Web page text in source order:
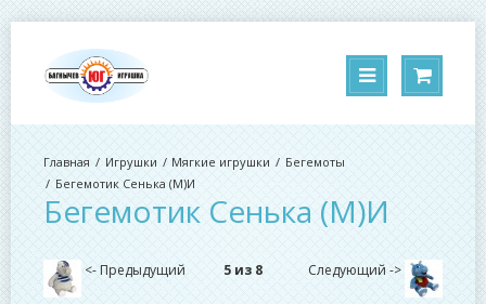
Игрушки Мягкие игрушки
Бегемоты
Бегемотик Сенька (М)И
Бегемотик Сенька (М)И
<- Предыдущий 5 из 8 Следующий ->